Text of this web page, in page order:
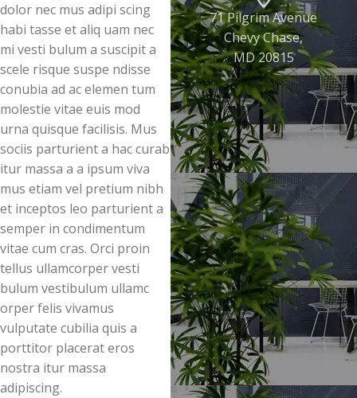
dolor nec mus adipi scing
habi tasse et aliq uam nec
mi vesti bulum a suscipit a
scele risque suspe ndisse
conubia ad ac elemen tum
molestie vitae euis mod
urna quisque facilisis. Mus
sociis parturient a hac curab
itur massa a a ipsum viva
mus etiam vel pretium nibh
et inceptos leo parturient a
semper in condimentum
vitae cum cras. Orci proin
tellus ullamcorper vesti
bulum vestibulum ullamc
orper felis vivamus
vulputate cubilia quis a
porttitor placerat eros
nostra itur massa
adipiscing.
71 Pilgrim Avenue
Chevy Chase,
MD 20815